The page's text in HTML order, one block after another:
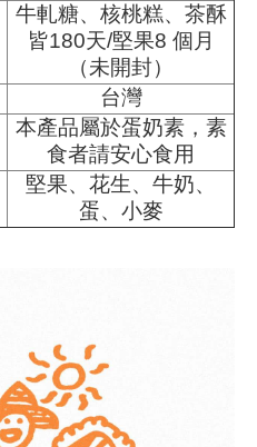
牛軋糖、核桃糕、茶酥
皆180天/堅果8 個月
（未開封）
台灣
本產品屬於蛋奶素，素
食者請安心食用
堅果、花生、牛奶、
蛋、小麥